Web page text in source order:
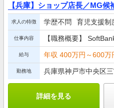
【兵庫】ショップ店長／MG候
求人の特徴 学歴不問 育児支援制
仕事内容 【職務概要】
給与 年収 400万円～600万
勤務地 兵庫県神戸市中央区
詳細を見る